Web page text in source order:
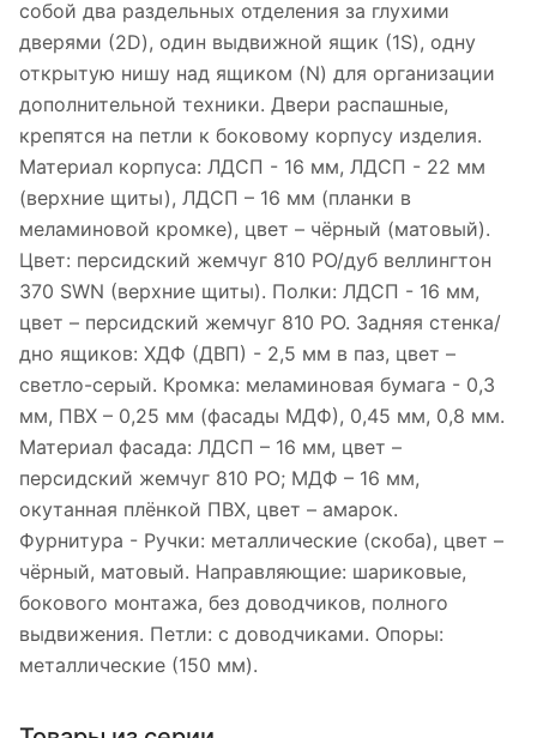
собой два раздельных отделения за глухими
дверями (2D), один выдвижной ящик (1S), одну
открытую нишу над ящиком (N) для организации
дополнительной техники. Двери распашные,
крепятся на петли к боковому корпусу изделия.
Материал корпуса: ЛДСП - 16 мм, ЛДСП - 22 мм
(верхние щиты), ЛДСП – 16 мм (планки в
меламиновой кромке), цвет – чёрный (матовый).
Цвет: персидский жемчуг 810 PO/дуб веллингтон
370 SWN (верхние щиты). Полки: ЛДСП - 16 мм,
цвет – персидский жемчуг 810 PO. Задняя стенка/
дно ящиков: ХДФ (ДВП) - 2,5 мм в паз, цвет –
светло-серый. Кромка: меламиновая бумага - 0,3
мм, ПВХ – 0,25 мм (фасады МДФ), 0,45 мм, 0,8 мм.
Материал фасада: ЛДСП – 16 мм, цвет –
персидский жемчуг 810 PO; МДФ – 16 мм,
окутанная плёнкой ПВХ, цвет – амарок.
Фурнитура - Ручки: металлические (скоба), цвет –
чёрный, матовый. Направляющие: шариковые,
бокового монтажа, без доводчиков, полного
выдвижения. Петли: с доводчиками. Опоры:
металлические (150 мм).